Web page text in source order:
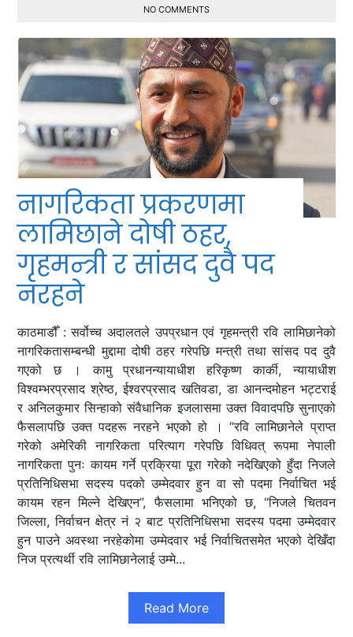
NO COMMENTS
नागरिकता प्रकरणमा
लामिछाने दोषी ठहर,
गृहमन्त्री र सांसद दुवै पद
नरहने
काठमाडौँ : सर्वोच्च अदालतले उपप्रधान एवं गृहमन्त्री रवि लामिछानेको
नागरिकतासम्बन्धी मुद्दामा दोषी ठहर गरेपछि मन्त्री तथा सांसद पद दुवै
गएको छ । कामु प्रधानन्यायाधीश हरिकृष्ण कार्की, न्यायाधीश
विश्वम्भरप्रसाद श्रेष्ठ, ईश्वरप्रसाद खतिवडा, डा आनन्दमोहन भट्टराई
र अनिलकुमार सिन्हाको संवैधानिक इजलासमा उक्त विवादपछि सुनाएको
फैसलापछि उक्त पदहरू नरहने भएको हो । “रवि लामिछानेले प्राप्त
गरेको अमेरिकी नागरिकता परित्याग गरेपछि विधिवत् रूपमा नेपाली
नागरिकता पुनः कायम गर्ने प्रक्रिया पूरा गरेको नदेखिएको हुँदा निजले
प्रतिनिधिसभा सदस्य पदको उम्मेदवार हुन वा सो पदमा निर्वाचित भई
कायम रहन मिल्ने देखिएन”, फैसलामा भनिएको छ, “निजले चितवन
जिल्ला, निर्वाचन क्षेत्र नं २ बाट प्रतिनिधिसभा सदस्य पदमा उम्मेदवार
हुन पाउने अवस्था नरहेकोमा उम्मेदवार भई निर्वाचितसमेत भएको देखिँदा
निज प्रत्यर्थी रवि लामिछानेलाई उम्मे...
Read More